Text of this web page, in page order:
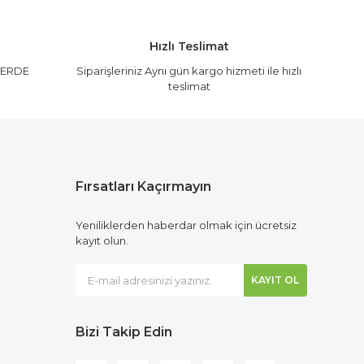
Hızlı Teslimat
Siparişleriniz Aynı gün kargo hizmeti ile hızlı
teslimat
Fırsatları Kaçırmayın
Yeniliklerden haberdar olmak için ücretsiz
kayıt olun.
KAYIT OL
Bizi Takip Edin